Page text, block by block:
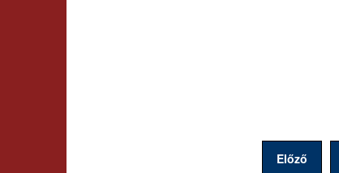
Előző